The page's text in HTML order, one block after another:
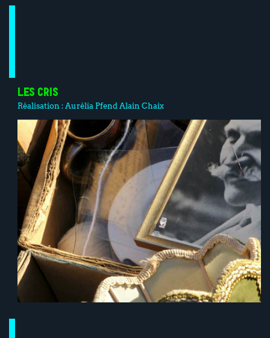
LES CRIS
Réalisation : Aurélia Pfend Alain Chaix